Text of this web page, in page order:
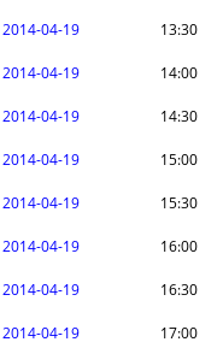
2014-04-19 13:30
2014-04-19 14:00
2014-04-19 14:30
2014-04-19 15:00
2014-04-19 15:30
2014-04-19 16:00
2014-04-19 16:30
2014-04-19 17:00